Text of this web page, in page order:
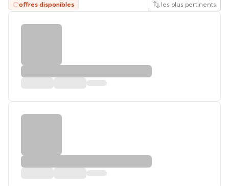
offres disponibles les plus pertinents